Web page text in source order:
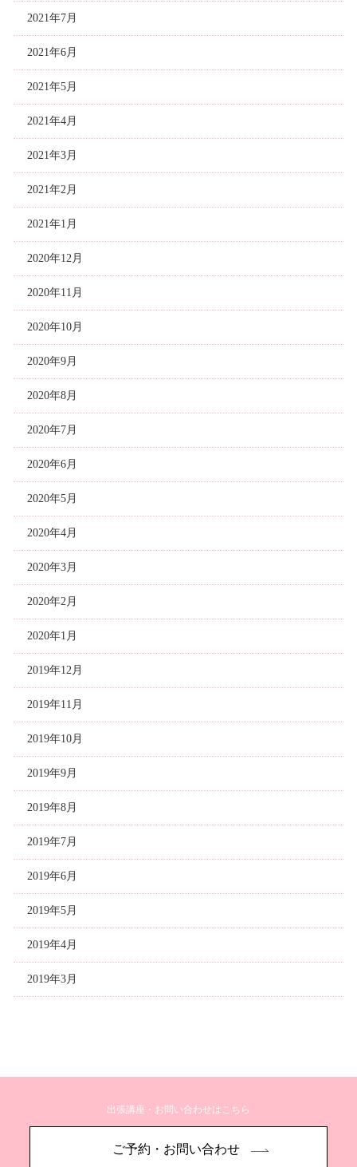
2021年7月
2021年6月
2021年5月
2021年4月
2021年3月
2021年2月
2021年1月
2020年12月
2020年11月
2020年10月
2020年9月
2020年8月
2020年7月
2020年6月
2020年5月
2020年4月
2020年3月
2020年2月
2020年1月
2019年12月
2019年11月
2019年10月
2019年9月
2019年8月
2019年7月
2019年6月
2019年5月
2019年4月
2019年3月
出張講座・お問い合わせはこちら
ご予約・お問い合わせ